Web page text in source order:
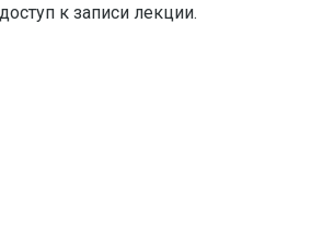
к записи лекции.